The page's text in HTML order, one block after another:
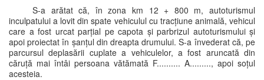
S-a arătat că, în zona km 12 + 800 m, autoturismul
inculpatului a lovit din spate vehiculul cu tracțiune animală, vehicul
care a fost urcat parțial pe capota și parbrizul autoturismului și
apoi proiectat în șanțul din dreapta drumului. S-a învederat că, pe
parcursul deplasării cuplate a vehiculelor, a fost aruncată din
căruță mai întâi persoana vătămată F.......... A........., apoi soțul
acesteia.